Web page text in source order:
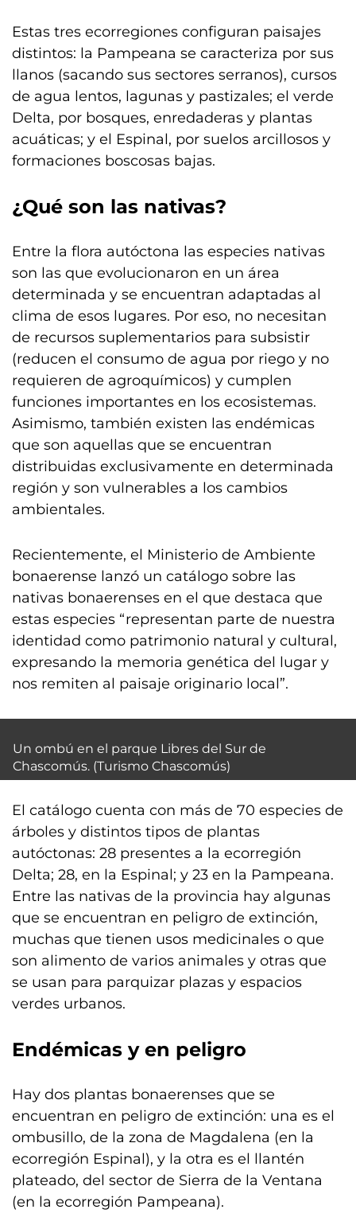
Estas tres ecorregiones configuran paisajes
distintos: la Pampeana se caracteriza por sus
llanos (sacando sus sectores serranos), cursos
de agua lentos, lagunas y pastizales; el verde
Delta, por bosques, enredaderas y plantas
acuáticas; y el Espinal, por suelos arcillosos y
formaciones boscosas bajas.
¿Qué son las nativas?
Entre la flora autóctona las especies nativas
son las que evolucionaron en un área
determinada y se encuentran adaptadas al
clima de esos lugares. Por eso, no necesitan
de recursos suplementarios para subsistir
(reducen el consumo de agua por riego y no
requieren de agroquímicos) y cumplen
funciones importantes en los ecosistemas.
Asimismo, también existen las endémicas
que son aquellas que se encuentran
distribuidas exclusivamente en determinada
región y son vulnerables a los cambios
ambientales.
Recientemente, el Ministerio de Ambiente
bonaerense lanzó un catálogo sobre las
nativas bonaerenses en el que destaca que
estas especies “representan parte de nuestra
identidad como patrimonio natural y cultural,
expresando la memoria genética del lugar y
nos remiten al paisaje originario local”.
Un ombú en el parque Libres del Sur de
Chascomús. (Turismo Chascomús)
El catálogo cuenta con más de 70 especies de
árboles y distintos tipos de plantas
autóctonas: 28 presentes a la ecorregión
Delta; 28, en la Espinal; y 23 en la Pampeana.
Entre las nativas de la provincia hay algunas
que se encuentran en peligro de extinción,
muchas que tienen usos medicinales o que
son alimento de varios animales y otras que
se usan para parquizar plazas y espacios
verdes urbanos.
Endémicas y en peligro
Hay dos plantas bonaerenses que se
encuentran en peligro de extinción: una es el
ombusillo, de la zona de Magdalena (en la
ecorregión Espinal), y la otra es el llantén
plateado, del sector de Sierra de la Ventana
(en la ecorregión Pampeana).